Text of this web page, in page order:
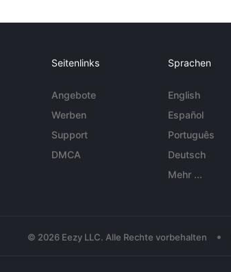
Seitenlinks
Angebote
Werben
Support
DMCA
Sprachen
English
Español
Português
Deutsch
Mehr ...
© 2026 Eezy LLC. Alle Rechte vorbehalten •